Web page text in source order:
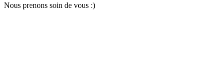
Nous prenons soin de vous :)